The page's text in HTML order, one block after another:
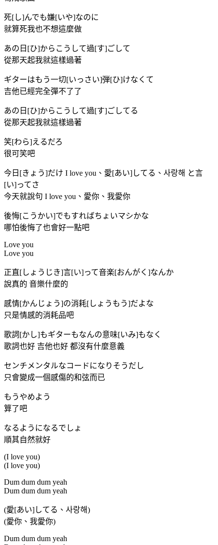
死[し]んでも嫌[いや]なのに
就算死我也不想這麼做
あの日[ひ]からこうして過[す]ごして
從那天起我就這樣過著
ギターはもう一切[いっさい]弾[ひ]けなくて
吉他已經完全彈不了了
あの日[ひ]からこうして過[す]ごしてる
從那天起我就這樣過著
笑[わら]えるだろ
很可笑吧
今日[きょう]だけ I love you、愛[あい]してる、사랑해 と言
[い]ってさ
今天就說句 I love you、愛你、我愛你
後悔[こうかい]でもすればちょいマシかな
哪怕後悔了也會好一點吧
Love you
Love you
正直[しょうじき]言[い]って音楽[おんがく]なんか
說真的 音樂什麼的
感情[かんじょう]の消耗[しょうもう]だよな
只是情感的消耗品吧
歌詞[かし]もギターもなんの意味[いみ]もなく
歌詞也好 吉他也好 都沒有什麼意義
センチメンタルなコードになりそうだし
只會變成一個感傷的和弦而已
もうやめよう
算了吧
なるようになるでしょ
順其自然就好
(I love you)
(I love you)
Dum dum dum yeah
Dum dum dum yeah
(愛[あい]してる、사랑해)
(愛你、我愛你)
Dum dum dum yeah